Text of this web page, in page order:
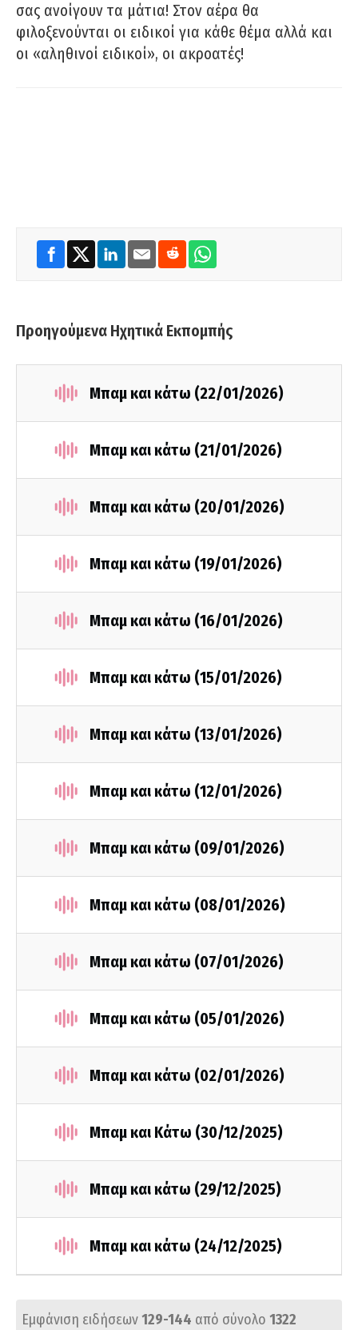
σας ανοίγουν τα μάτια! Στον αέρα θα
φιλοξενούνται οι ειδικοί για κάθε θέμα αλλά και
οι «αληθινοί ειδικοί», οι ακροατές!
Προηγούμενα Ηχητικά Εκπομπής
Μπαμ και κάτω (22/01/2026)
Μπαμ και κάτω (21/01/2026)
Μπαμ και κάτω (20/01/2026)
Μπαμ και κάτω (19/01/2026)
Μπαμ και κάτω (16/01/2026)
Μπαμ και κάτω (15/01/2026)
Μπαμ και κάτω (13/01/2026)
Μπαμ και κάτω (12/01/2026)
Μπαμ και κάτω (09/01/2026)
Μπαμ και κάτω (08/01/2026)
Μπαμ και κάτω (07/01/2026)
Μπαμ και κάτω (05/01/2026)
Μπαμ και κάτω (02/01/2026)
Μπαμ και Κάτω (30/12/2025)
Μπαμ και κάτω (29/12/2025)
Μπαμ και κάτω (24/12/2025)
Εμφάνιση ειδήσεων129-144 από σύνολο 1322